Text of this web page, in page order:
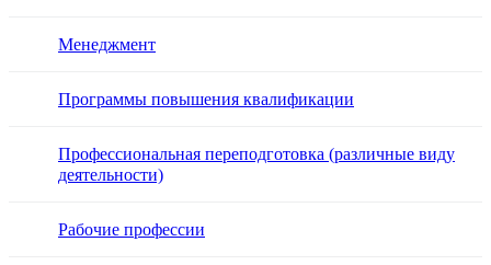
Менеджмент
Программы повышения квалификации
Профессиональная переподготовка (различные виду
деятельности)
Рабочие профессии